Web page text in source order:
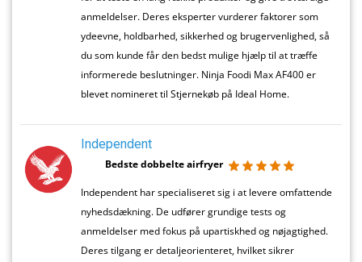
anmeldelser. Deres eksperter vurderer faktorer som
ydeevne, holdbarhed, sikkerhed og brugervenlighed, så
du som kunde får den bedst mulige hjælp til at træffe
informerede beslutninger. Ninja Foodi Max AF400 er
blevet nomineret til Stjernekøb på Ideal Home.
Independent
Bedste dobbelte airfryer
Independent har specialiseret sig i at levere omfattende
nyhedsdækning. De udfører grundige tests og
anmeldelser med fokus på upartiskhed og nøjagtighed.
Deres tilgang er detaljeorienteret, hvilket sikrer